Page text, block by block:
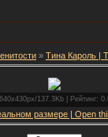
» Тина Кароль |
137.3Kb | Рейтинг:
размере | Open